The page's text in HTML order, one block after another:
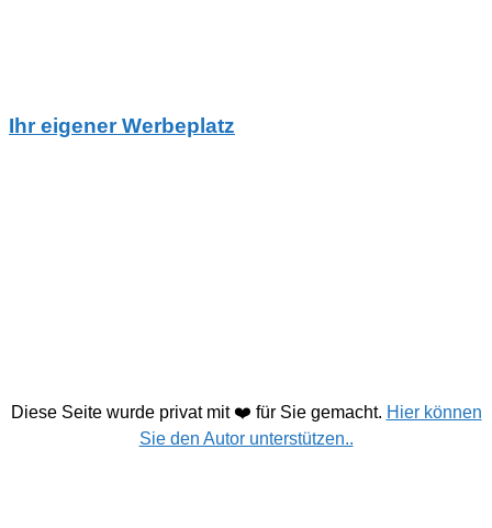
Ihr eigener Werbeplatz
Diese Seite wurde privat mit ❤️ für Sie gemacht. Hier können
Sie den Autor unterstützen..